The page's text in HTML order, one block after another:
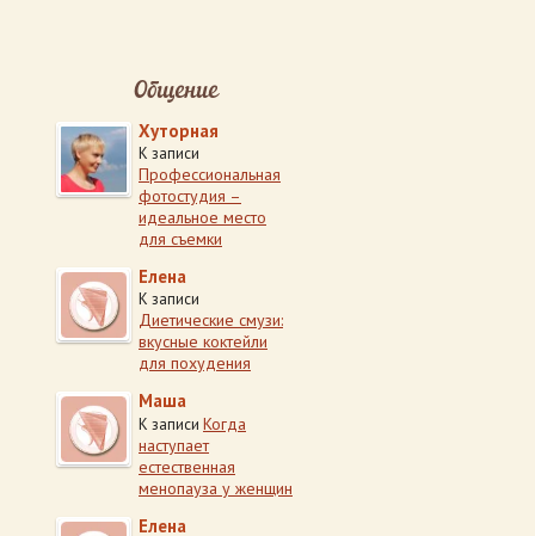
Общение
Хуторная
К записи
Профессиональная
фотостудия –
идеальное место
для съемки
Елена
К записи
Диетические смузи:
вкусные коктейли
для похудения
Маша
К записи Когда
наступает
естественная
менопауза у женщин
Елена